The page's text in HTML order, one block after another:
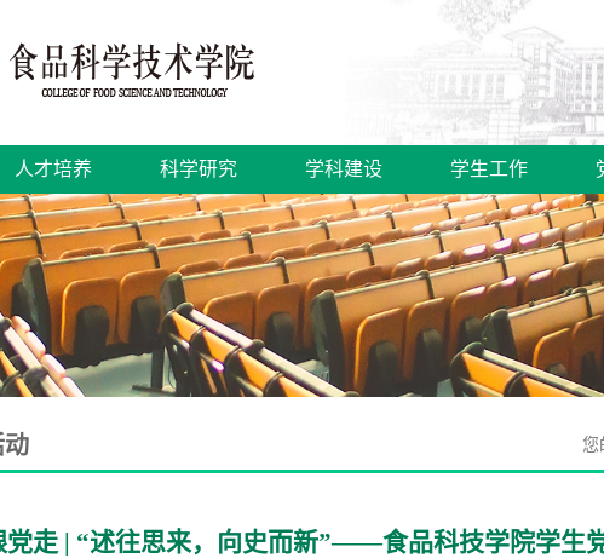
人才培养 科学研究 学科建设 学生工作
您
动
党走 | “述往思来，向史而新”——食品科技学院学生